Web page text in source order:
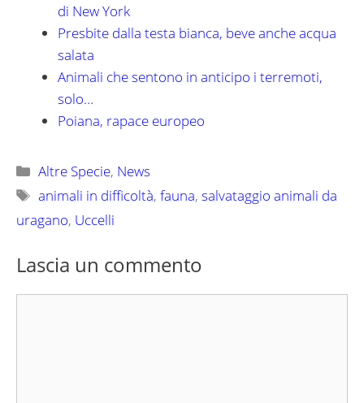
di New York
Presbite dalla testa bianca, beve anche acqua
salata
Animali che sentono in anticipo i terremoti,
solo…
Poiana, rapace europeo
Categorie
Altre Specie, News
Tag
animali in difficoltà,fauna,salvataggio animali da
uragano, Uccelli
Lascia un commento